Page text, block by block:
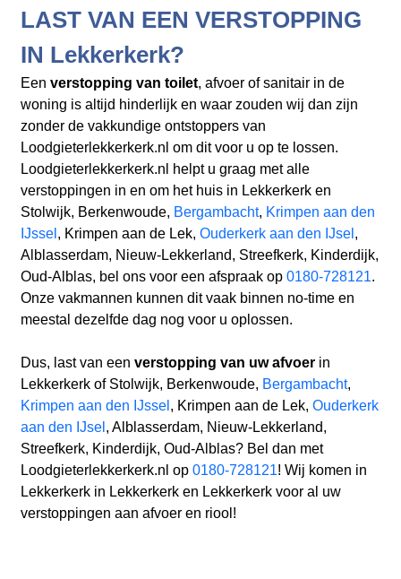
LAST VAN EEN VERSTOPPING
IN Lekkerkerk?
Een verstopping van toilet, afvoer of sanitair in de
woning is altijd hinderlijk en waar zouden wij dan zijn
zonder de vakkundige ontstoppers van
Loodgieterlekkerkerk.nl om dit voor u op te lossen.
Loodgieterlekkerkerk.nl helpt u graag met alle
verstoppingen in en om het huis in Lekkerkerk en
Stolwijk, Berkenwoude, Bergambacht, Krimpen aan den
IJssel , Krimpen aan de Lek, Ouderkerk aan den IJsel ,
Alblasserdam, Nieuw-Lekkerland, Streefkerk, Kinderdijk,
Oud-Alblas, bel ons voor een afspraak op 0180-728121.
Onze vakmannen kunnen dit vaak binnen no-time en
meestal dezelfde dag nog voor u oplossen.
Dus, last van een verstopping van uw afvoerin
Lekkerkerk of Stolwijk, Berkenwoude, Bergambacht,
Krimpen aan den IJssel , Krimpen aan de Lek, Ouderkerk
aan den IJsel , Alblasserdam, Nieuw-Lekkerland,
Streefkerk, Kinderdijk, Oud-Alblas? Bel dan met
Loodgieterlekkerkerk.nl op 0180-728121! Wij komen in
Lekkerkerk in Lekkerkerk en Lekkerkerk voor al uw
verstoppingen aan afvoer en riool!